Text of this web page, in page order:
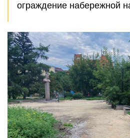
ограждение набережной